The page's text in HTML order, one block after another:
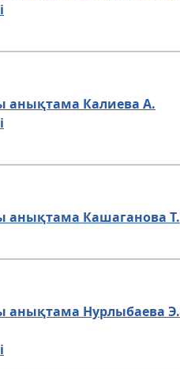
анықтама Калиева А.
анықтама Кашаганова Т.
анықтама Нурлыбаева Э.